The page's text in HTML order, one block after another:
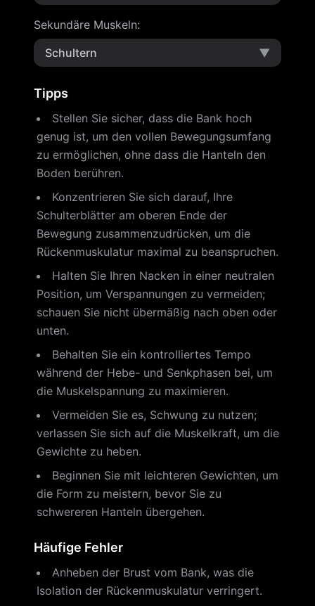
Sekundäre Muskeln:
Schultern
▼
Tipps
Stellen Sie sicher, dass die Bank hoch
genug ist, um den vollen Bewegungsumfang
zu ermöglichen, ohne dass die Hanteln den
Boden berühren.
Konzentrieren Sie sich darauf, Ihre
Schulterblätter am oberen Ende der
Bewegung zusammenzudrücken, um die
Rückenmuskulatur maximal zu beanspruchen.
Halten Sie Ihren Nacken in einer neutralen
Position, um Verspannungen zu vermeiden;
schauen Sie nicht übermäßig nach oben oder
unten.
Behalten Sie ein kontrolliertes Tempo
während der Hebe- und Senkphasen bei, um
die Muskelspannung zu maximieren.
Vermeiden Sie es, Schwung zu nutzen;
verlassen Sie sich auf die Muskelkraft, um die
Gewichte zu heben.
Beginnen Sie mit leichteren Gewichten, um
die Form zu meistern, bevor Sie zu
schwereren Hanteln übergehen.
Häufige Fehler
Anheben der Brust vom Bank, was die
Isolation der Rückenmuskulatur verringert.